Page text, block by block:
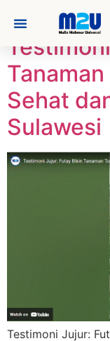
Sehat
Sulawesi
Testimoni Jujur: